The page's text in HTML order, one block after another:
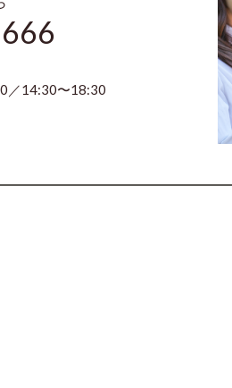
／14:30〜18:30